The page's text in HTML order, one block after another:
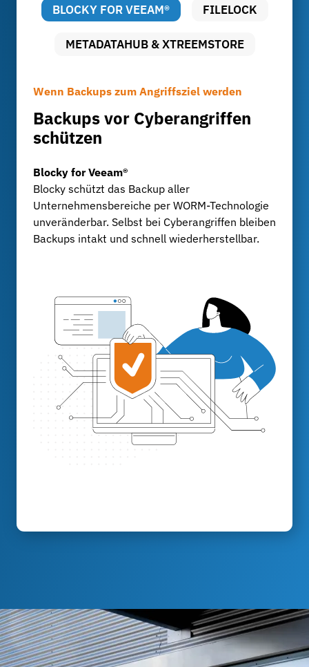
BLOCKY FOR VEEAM® FILELOCK
METADATAHUB & XTREEMSTORE
Wenn Backups zum Angriffsziel werden
Backups vor Cyberangriffen
schützen
Blocky for Veeam®
Blocky schützt das Backup aller
Unternehmensbereiche per WORM-Technologie
unveränderbar. Selbst bei Cyberangriffen bleiben
Backups intakt und schnell wiederherstellbar.
Datensicherheit ohne Kompromisse
Revisionssichere Archivierung
mit FileLock
FileLock
FileLock sorgt für unveränderbare,
nachvollziehbare Archivierung sensibler
Unternehmensdaten, KPMG-zertifiziert und
konform mit GoBD, ISO- und IATF-Vorgaben.
Langzeitarchivierung mit voller Kontrolle
Aufbewahrung großer
Datenmengen
MetadataHub & XtreemStore
Für Entwicklungsabteilungen und Testzentren,
die täglich Milliarden Datensätze erzeugen:
XtreemStore bietet ein skalierbares
Langzeitarchiv, während MetadataHub für